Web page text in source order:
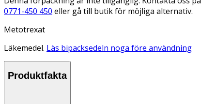
0771-450 450 eller gå till butik för möjliga alternativ.
Metotrexat
Läkemedel. Läs bipacksedeln noga före användning
Produktfakta